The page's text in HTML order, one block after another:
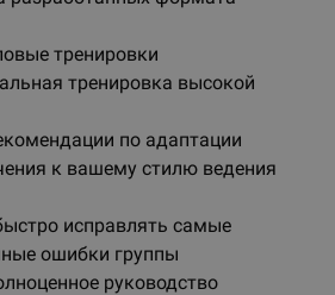
тренировки
тренировка высокой
по адаптации
к вашему стилю ведения
исправлять самые
ошибки группы
руководство